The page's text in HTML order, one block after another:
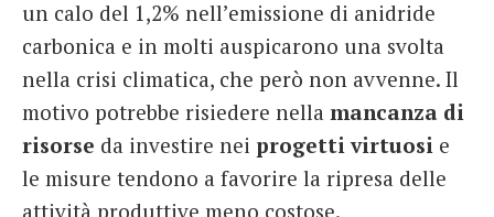
un calo del 1,2% nell’emissione di anidride
carbonica e in molti auspicarono una svolta
nella crisi climatica, che però non avvenne. Il
motivo potrebbe risiedere nella mancanza di
risorse da investire nei progetti virtuosi e
le misure tendono a favorire la ripresa delle
attività produttive meno costose.